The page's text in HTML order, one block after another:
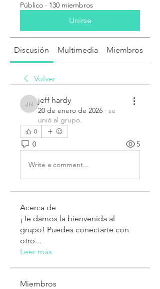
Público · 130 miembros
Unirse
Discusión Multimedia Miembros
Volver
jeff hardy
jeff hardy
20 de enero de 2026 · se
unió al grupo.
0
0 5
Write a comment...
Acerca de
¡Te damos la bienvenida al
grupo! Puedes conectarte con
otro...
Leer más
Miembros